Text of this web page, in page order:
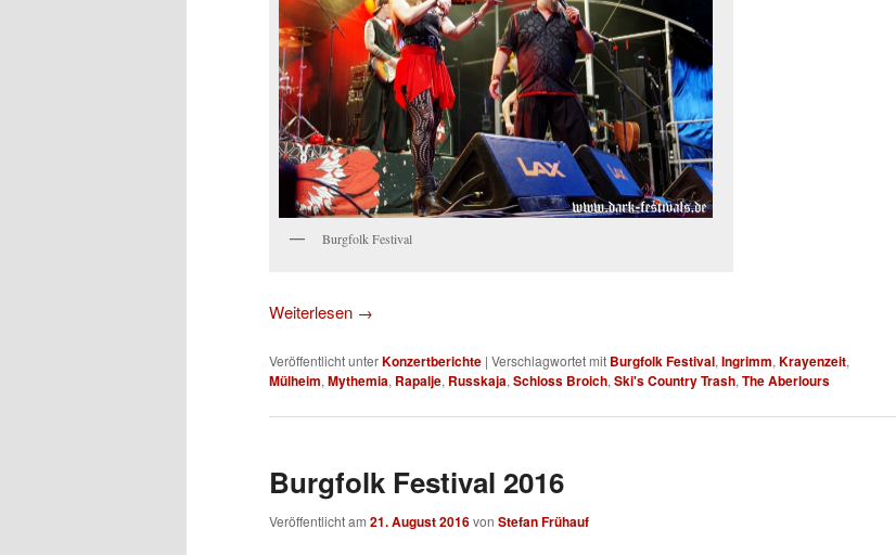
Burgfolk Festival
Weiterlesen →
Veröffentlicht unterKonzertberichte | Verschlagwortet mit Burgfolk Festival, Ingrimm, Krayenzeit,
Mülheim, Mythemia, Rapalje, Russkaja, Schloss Broich, Ski's Country Trash, The Aberlours
Burgfolk Festival 2016
Veröffentlicht am 21. August 2016von Stefan Frühauf